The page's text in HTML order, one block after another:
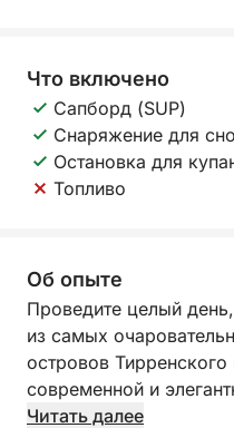
Что включено
Сапборд (SUP)
Снаряжение для
Остановка для
Топливо
Об опыте
Проведите целый
из самых
островов
современной и
Этот однодневный тур
Читать далее